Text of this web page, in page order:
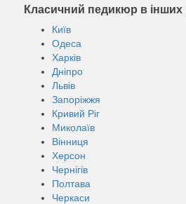
Класичний педикюр в інших
Київ
Одеса
Харків
Дніпро
Львів
Запоріжжя
Кривий Ріг
Миколаїв
Вінниця
Херсон
Чернігів
Полтава
Черкаси